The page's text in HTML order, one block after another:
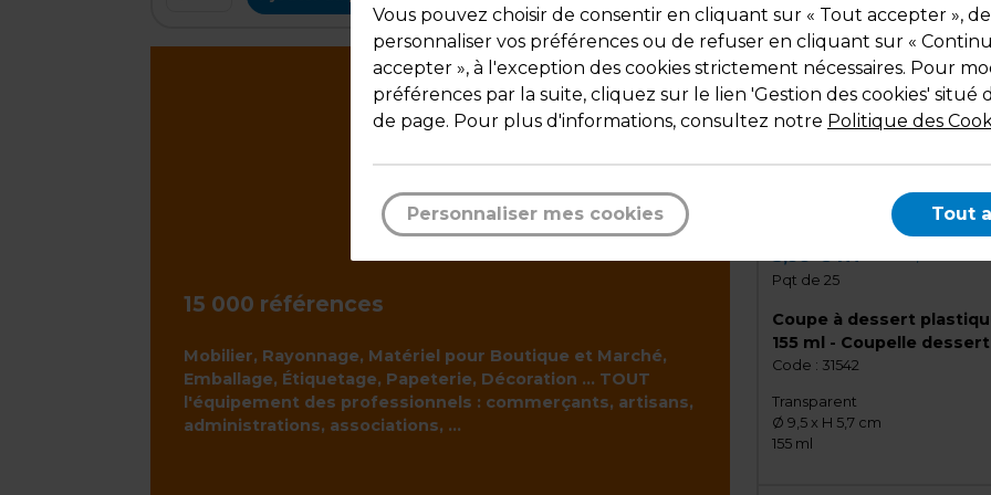
15 000 références
Mobilier, Rayonnage, Matériel pour Boutique et Marché,
Emballage, Étiquetage, Papeterie, Décoration ... TOUT
l'équipement des professionnels : commerçants, artisans,
administrations, associations, ...
Pqt de 25
Coupe à dessert
155 ml - Coupelle
Lot de 25
Code : 31542
Transparent
Ø 9,5 x H 5,7 cm
155 ml
Vous pouvez choisir de consentir en cliquant sur « Tout accepter », de
personnaliser vos préférences ou de refuser en cliquant sur «
accepter », à l'exception des cookies strictement nécessaires. Pour
préférences par la suite, cliquez sur le lien 'Gestion des cookies' situé
de page. Pour plus d'informations, consultez notre Politique des
Personnaliser mes cookies Tout